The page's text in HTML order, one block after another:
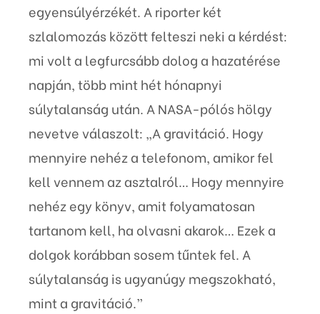
egyensúlyérzékét. A riporter két
szlalomozás között felteszi neki a kérdést:
mi volt a legfurcsább dolog a hazatérése
napján, több mint hét hónapnyi
súlytalanság után. A NASA-pólós hölgy
nevetve válaszolt: „A gravitáció. Hogy
mennyire nehéz a telefonom, amikor fel
kell vennem az asztalról… Hogy mennyire
nehéz egy könyv, amit folyamatosan
tartanom kell, ha olvasni akarok… Ezek a
dolgok korábban sosem tűntek fel. A
súlytalanság is ugyanúgy megszokható,
mint a gravitáció.”